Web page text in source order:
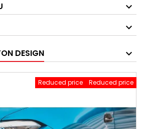
DESIGN
Reduced price
Reduced price